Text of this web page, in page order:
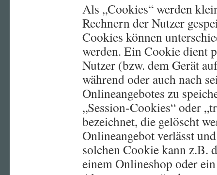
Als „Cookies“ werden
Rechnern der Nutzer
Cookies können
werden. Ein Cookie dient
Nutzer (bzw. dem Gerät
während oder auch nach
Onlineangebotes zu
„Session-Cookies“ oder
bezeichnet, die gelöscht
Onlineangebot verlässt
solchen Cookie kann z.B.
einem Onlineshop oder